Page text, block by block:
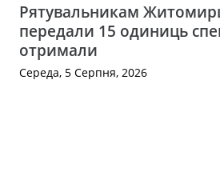
Рятувальникам
передали 15 одиниць
отримали
Середа, 5 Серпня, 2026